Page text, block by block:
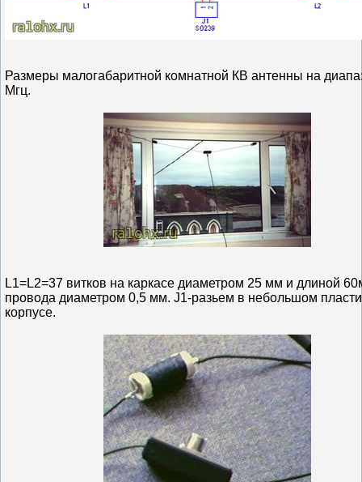
Размеры малогабаритной комнатной КВ антенны на
Мгц.
L1=L2=37 витков на каркасе диаметром 25 мм и длиной
провода диаметром 0,5 мм. J1-разьем в небольшом
корпусе.